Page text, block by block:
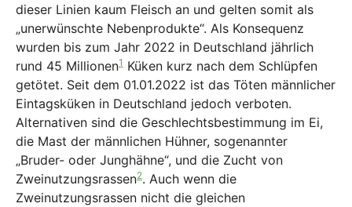
dieser Linien kaum Fleisch an und gelten somit als
„unerwünschte Nebenprodukte“. Als Konsequenz
wurden bis zum Jahr 2022 in Deutschland jährlich
rund 45 Millionen1 Küken kurz nach dem Schlüpfen
getötet. Seit dem 01.01.2022 ist das Töten männlicher
Eintagsküken in Deutschland jedoch verboten.
Alternativen sind die Geschlechtsbestimmung im Ei,
die Mast der männlichen Hühner, sogenannter
„Bruder- oder Junghähne“, und die Zucht von
Zweinutzungsrassen2. Auch wenn die
Zweinutzungsrassen nicht die gleichen